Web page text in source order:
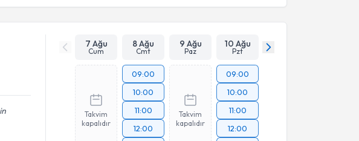
7 Ağu
Cum
8 Ağu
Cmt
9 Ağu
Paz
10 Ağu
Pzt
Takvim
kapalıdır
09:00
10:00
11:00
12:00
Takvim
kapalıdır
09:00
10:00
11:00
12:00